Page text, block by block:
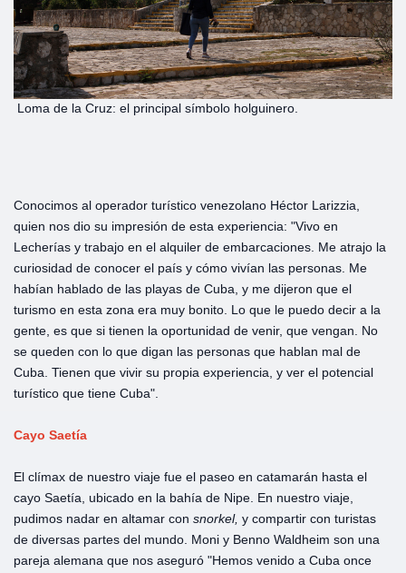
Loma de la Cruz: el principal símbolo holguinero.
Conocimos al operador turístico venezolano Héctor Larizzia,
quien nos dio su impresión de esta experiencia: "Vivo en
Lecherías y trabajo en el alquiler de embarcaciones. Me atrajo la
curiosidad de conocer el país y cómo vivían las personas. Me
habían hablado de las playas de Cuba, y me dijeron que el
turismo en esta zona era muy bonito. Lo que le puedo decir a la
gente, es que si tienen la oportunidad de venir, que vengan. No
se queden con lo que digan las personas que hablan mal de
Cuba. Tienen que vivir su propia experiencia, y ver el potencial
turístico que tiene Cuba".
Cayo Saetía
El clímax de nuestro viaje fue el paseo en catamarán hasta el
cayo Saetía, ubicado en la bahía de Nipe. En nuestro viaje,
pudimos nadar en altamar con snorkel, y compartir con turistas
de diversas partes del mundo. Moni y Benno Waldheim son una
pareja alemana que nos aseguró "Hemos venido a Cuba once